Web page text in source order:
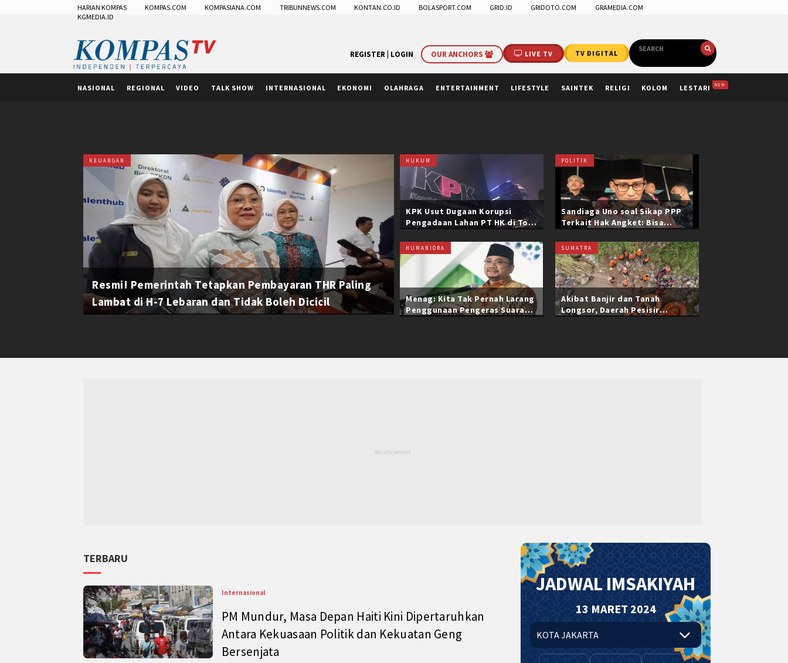
HARIAN KOMPAS KOMPAS.COM KOMPASIANA.COM TRIBUNNEWS.COM KONTAN.CO.ID BOLASPORT.COM GRID.ID GRIDOTO.COM
GRAMEDIA.COM
KGMEDIA.ID
LIVE TV TV DIGITAL
REGISTER | LOGIN OUR ANCHORS
NASIONAL REGIONAL VIDEO TALK SHOW INTERNASIONAL EKONOMI OLAHRAGA ENTERTAINMENT LIFESTYLE SAINTEK RELIGI KOLOM LESTARI NEW
KEUANGAN
Resmi! Pemerintah Tetapkan Pembayaran THR Paling
Lambat di H-7 Lebaran dan Tidak Boleh Dicicil
HUKUM
KPK Usut Dugaan Korupsi
Pengadaan Lahan PT HK di Tol
Belasan Miliar
POLITIK
Sandiaga Uno soal Sikap PPP
Terkait Hak Angket: Bisa
HUMANIORA
Menag: Kita Tak Pernah Larang
Penggunaan Pengeras Suara
SUMATRA
Akibat Banjir dan Tanah
Longsor, Daerah Pesisir
TERBARU
Internasional
PM Mundur, Masa Depan Haiti Kini Dipertaruhkan
Antara Kekuasaan Politik dan Kekuatan Geng
Bersenjata
JADWAL IMSAKIYAH
13 MARET 2024